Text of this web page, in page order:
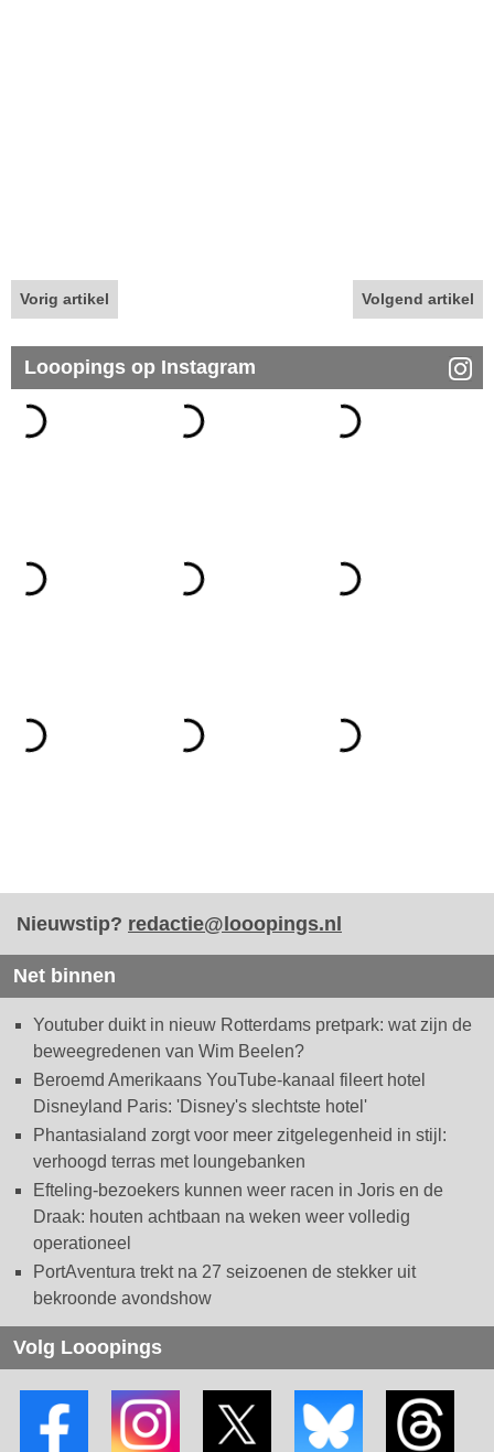
Vorig artikel Volgend artikel
Looopings op Instagram
Nieuwstip? redactie@looopings.nl
Net binnen
Youtuber duikt in nieuw Rotterdams pretpark: wat zijn de
beweegredenen van Wim Beelen?
Beroemd Amerikaans YouTube-kanaal fileert hotel
Disneyland Paris: 'Disney's slechtste hotel'
Phantasialand zorgt voor meer zitgelegenheid in stijl:
verhoogd terras met loungebanken
Efteling-bezoekers kunnen weer racen in Joris en de
Draak: houten achtbaan na weken weer volledig
operationeel
PortAventura trekt na 27 seizoenen de stekker uit
bekroonde avondshow
Volg Looopings